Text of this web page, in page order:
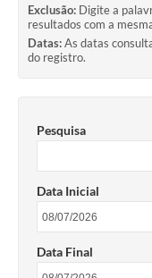
Exclusão: Digite a
resultados com a
Datas:As datas
do registro.
Pesquisa
Data Inicial
Data Final